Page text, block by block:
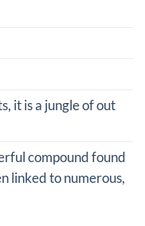
it is a jungle of out
compound found
linked to numerous,